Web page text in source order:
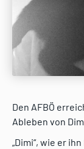
Den AFBÖ
Ableben von
„Dimi“, wie er